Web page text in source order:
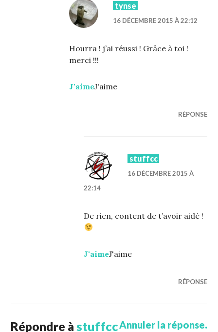
tynse
16 DÉCEMBRE 2015 À 22:12
Hourra ! j’ai réussi ! Grâce à toi !
merci !!!
J'aimeJ'aime
RÉPONSE
stuffcc
16 DÉCEMBRE 2015 À
22:14
De rien, content de t’avoir aidé !
J'aimeJ'aime
RÉPONSE
Répondre à stuffccAnnuler la réponse.